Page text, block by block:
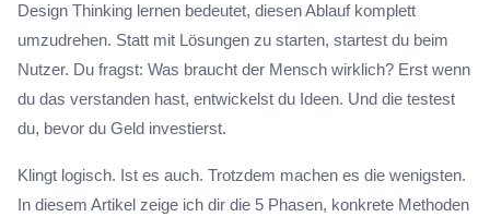
Design Thinking lernen bedeutet, diesen Ablauf komplett
umzudrehen. Statt mit Lösungen zu starten, startest du beim
Nutzer. Du fragst: Was braucht der Mensch wirklich? Erst wenn
du das verstanden hast, entwickelst du Ideen. Und die testest
du, bevor du Geld investierst.
Klingt logisch. Ist es auch. Trotzdem machen es die wenigsten.
In diesem Artikel zeige ich dir die 5 Phasen, konkrete Methoden